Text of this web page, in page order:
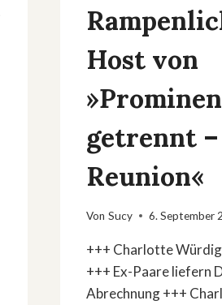
Host von
getrennt
Reunion«
Von Sucy 6. September
+++ Charlotte
+++ Ex-Paare liefern
Abrechnung +++